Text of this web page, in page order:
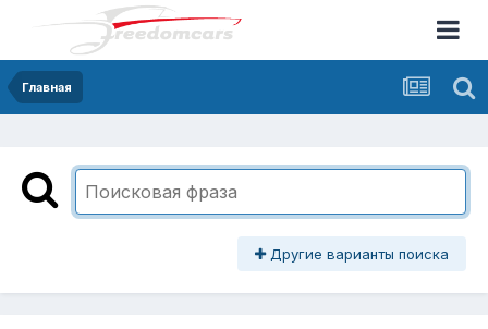
Главная
Другие варианты поиска